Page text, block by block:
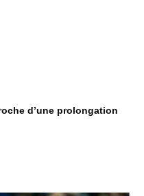
d’une prolongation